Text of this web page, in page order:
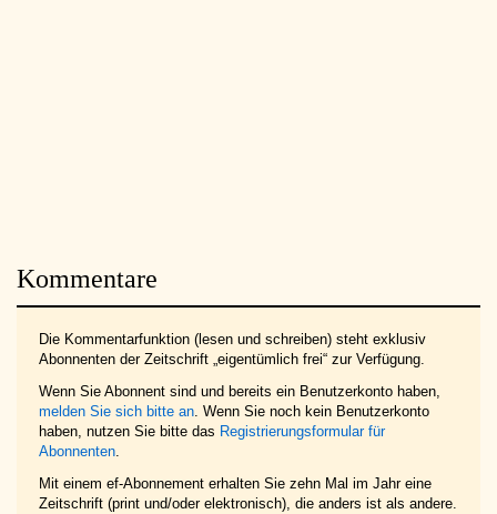
Kommentare
Die Kommentarfunktion (lesen und schreiben) steht exklusiv
Abonnenten der Zeitschrift „eigentümlich frei“ zur Verfügung.
Wenn Sie Abonnent sind und bereits ein Benutzerkonto haben,
melden Sie sich bitte an. Wenn Sie noch kein Benutzerkonto
haben, nutzen Sie bitte das Registrierungsformular für
Abonnenten.
Mit einem ef-Abonnement erhalten Sie zehn Mal im Jahr eine
Zeitschrift (print und/oder elektronisch), die anders ist als andere.